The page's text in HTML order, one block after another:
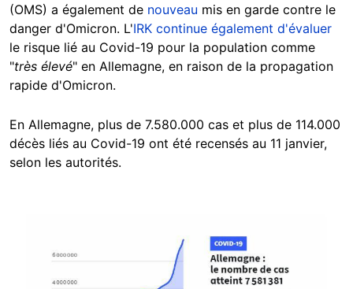
(OMS) a également de nouveau mis en garde contre le
danger d'Omicron. L'IRK continue également d'évaluer
le risque lié au Covid-19 pour la population comme
"très élevé" en Allemagne, en raison de la propagation
rapide d'Omicron.
En Allemagne, plus de 7.580.000 cas et plus de 114.000
décès liés au Covid-19 ont été recensés au 11 janvier,
selon les autorités.